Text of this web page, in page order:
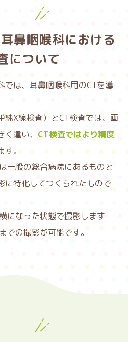
鼻咽喉科における
について
では、耳鼻咽喉科用のCTを導
純X線検査）とCT検査では、画
違い、 CT検査ではより精度
す。
一般の総合病院にあるものと
に特化してつくられたもので
になった状態で撮影します
での撮影が可能です。